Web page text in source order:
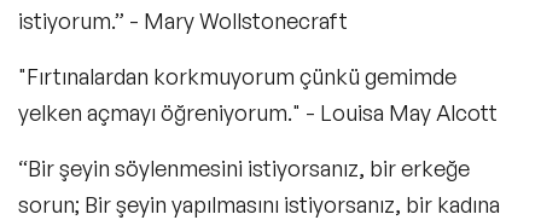
istiyorum.” - Mary Wollstonecraft
"Fırtınalardan korkmuyorum çünkü gemimde
yelken açmayı öğreniyorum." - Louisa May Alcott
“Bir şeyin söylenmesini istiyorsanız, bir erkeğe
sorun; Bir şeyin yapılmasını istiyorsanız, bir kadına